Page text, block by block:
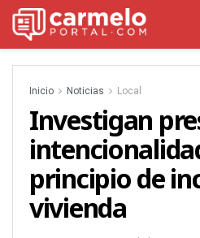
Inicio Noticias Local
Investigan
principio de
vivienda